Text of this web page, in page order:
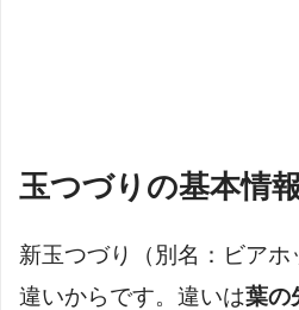
玉つづりの基本情
新玉つづり（別名：ビア
違いからです。違いは葉の